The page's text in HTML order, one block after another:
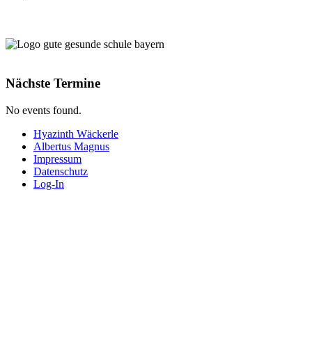
Nächste Termine
No events found.
Hyazinth Wäckerle
Albertus Magnus
Impressum
Datenschutz
Log-In